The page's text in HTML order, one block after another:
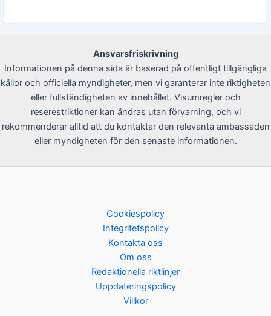
Ansvarsfriskrivning
Informationen på denna sida är baserad på offentligt tillgängliga
källor och officiella myndigheter, men vi garanterar inte riktigheten
eller fullständigheten av innehållet. Visumregler och
reserestriktioner kan ändras utan förvarning, och vi
rekommenderar alltid att du kontaktar den relevanta ambassaden
eller myndigheten för den senaste informationen.
Cookiespolicy
Integritetspolicy
Kontakta oss
Om oss
Redaktionella riktlinjer
Uppdateringspolicy
Villkor